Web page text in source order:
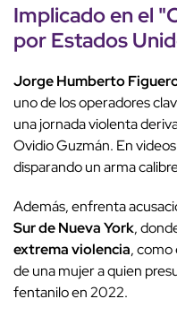
Implicado en el "
por Estados
Jorge Humberto
uno de los operadores
una jornada violenta
Ovidio Guzmán. En
disparando un arma
Además, enfrenta
Sur de Nueva York,
extrema violencia, como
de una mujer a quien
fentanilo en 2022.